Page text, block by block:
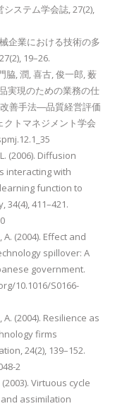
ステム学会誌, 27(2),
企業における技術の多
19–26.
脇, 潤, 喜古, 俊一郎, 薮
実現のための業務の仕
善手法―品質経営評価
トマネジメント学会
(2006). Diffusion
interacting with
function to
34(4), 411–421.
(2004). Effect and
spillover: A
government.
10.1016/S0166-
(2004). Resilience as
firms
24(2), 139–152.
2
Virtuous cycle
assimilation